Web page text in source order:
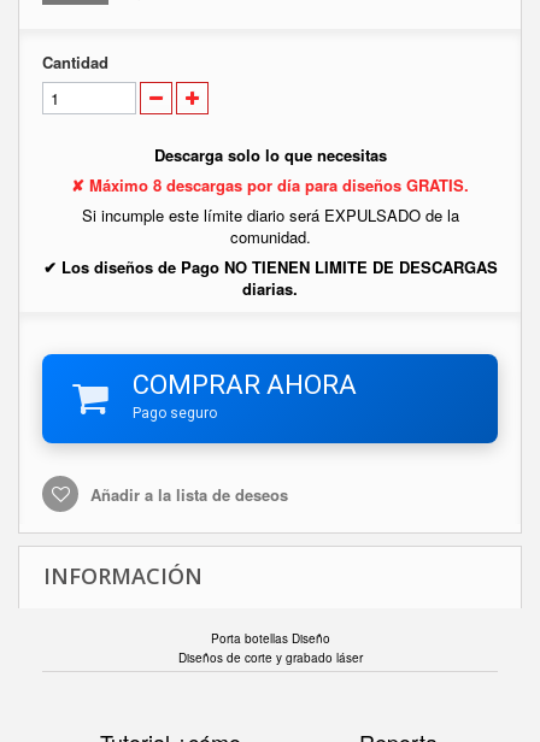
Cantidad
Descarga solo lo que necesitas
✘ Máximo 8 descargas por día para diseños GRATIS.
Si incumple este límite diario será EXPULSADO de la
comunidad.
✔ Los diseños de Pago NO TIENEN LIMITE DE DESCARGAS
diarias.
COMPRAR AHORA
Pago seguro
Añadir a la lista de deseos
INFORMACIÓN
Porta botellas Diseño
Diseños de corte y grabado láser